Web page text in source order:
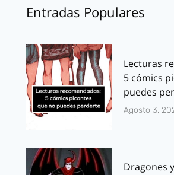
Entradas Populares
Lecturas
5 cómics
puedes
Agosto 3,
Dragones